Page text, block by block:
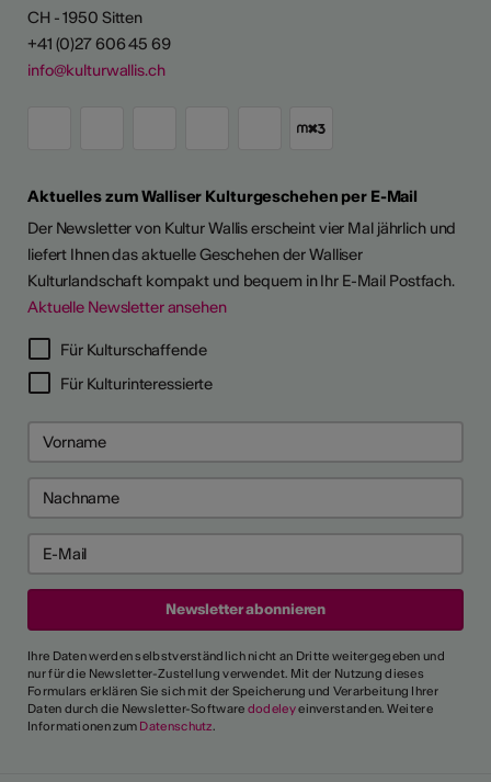
CH - 1950 Sitten
+41 (0)27 606 45 69
info@kulturwallis.ch
Aktuelles zum Walliser Kulturgeschehen per E-Mail
Der Newsletter von Kultur Wallis erscheint vier Mal jährlich und
liefert Ihnen das aktuelle Geschehen der Walliser
Kulturlandschaft kompakt und bequem in Ihr E-Mail Postfach.
Aktuelle Newsletter ansehen
Für Kulturschaffende
Für Kulturinteressierte
Ihre Daten werden selbstverständlich nicht an Dritte weitergegeben und
nur für die Newsletter-Zustellung verwendet. Mit der Nutzung dieses
Formulars erklären Sie sich mit der Speicherung und Verarbeitung Ihrer
Daten durch die Newsletter-Software dodeleyeinverstanden. Weitere
Informationen zum Datenschutz.